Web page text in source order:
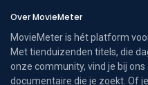
Over MovieMeter
MovieMeter is hét platform
Met tienduizenden titels, die
onze community, vind je bij
documentaire die je zoekt. Of